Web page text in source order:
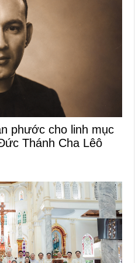
phước cho linh mục
Thánh Cha Lêô